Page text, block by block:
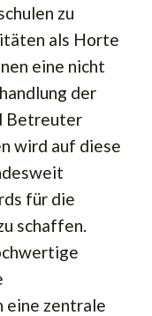
zu
als Horte
eine nicht
der
Betreuter
wird auf diese
für die
schaffen.
eine zentrale